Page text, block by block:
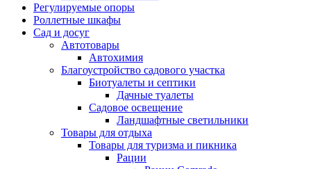
Регулируемые опоры
Роллетные шкафы
Сад и досуг
Автотовары
Автохимия
Благоустройство садового участка
Биотуалеты и септики
Дачные туалеты
Садовое освещение
Ландшафтные светильники
Товары для отдыха
Товары для туризма и пикника
Рации